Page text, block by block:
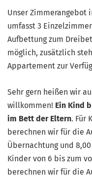
Unser Zimmerangebot
umfasst 3
Aufbettung zum
möglich, zusätzlich
Appartement zur
Sehr gern heißen wir
willkommen! Ein Kind
im Bett der Eltern. Für
berechnen wir für die
Übernachtung und
Kinder von 6 bis zum
berechnen wir für die